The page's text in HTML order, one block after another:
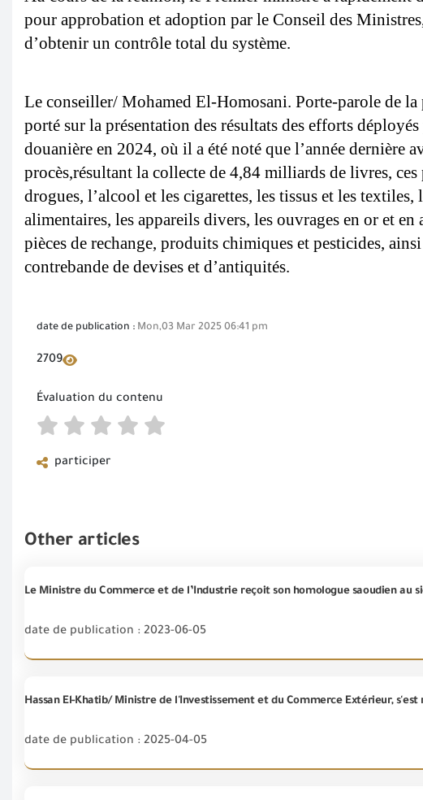
pour approbation et adoption par le Conseil des
d’obtenir un contrôle total du système.
Le conseiller/ Mohamed El-Homosani. Porte-parole de
porté sur la présentation des résultats des efforts
douanière en 2024, où il a été noté que l’année
procès,résultant la collecte de 4,84 milliards de livres,
drogues, l’alcool et les cigarettes, les tissus et les
alimentaires, les appareils divers, les ouvrages en or et
pièces de rechange, produits chimiques et pesticides,
contrebande de devises et d’antiquités.
date de publication : Mon,03 Mar 2025 06:41 pm
2709
Évaluation du contenu
participer
Other articles
Le Ministre du Commerce et de l’Industrie reçoit son homologue saoudien
date de publication : 2023-06-05
date de publication : 2025-04-05